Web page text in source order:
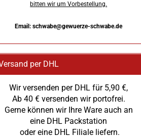
bitten wir um Vorbestellung.
Email: schwabe@gewuerze-schwabe.de
per DHL
Wir versenden per DHL für 5,90 €,
Ab 40 € versenden wir portofrei.
Gerne können wir Ihre Ware auch an
eine DHL Packstation
oder eine DHL Filiale liefern.